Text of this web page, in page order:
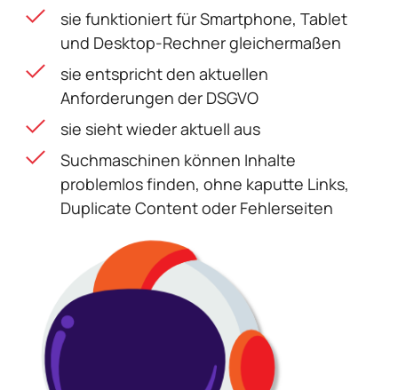
sie funktioniert für Smartphone, Tablet
und Desktop-Rechner gleichermaßen
sie entspricht den aktuellen
Anforderungen der DSGVO
sie sieht wieder aktuell aus
Suchmaschinen können Inhalte
problemlos finden, ohne kaputte Links,
Duplicate Content oder Fehlerseiten